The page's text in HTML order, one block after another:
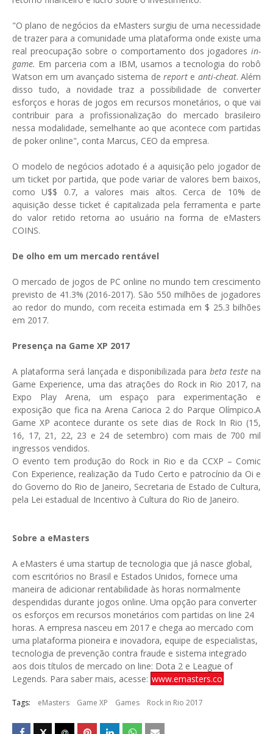
"O plano de negócios da eMasters surgiu de uma necessidade
de trazer para a comunidade uma plataforma onde existe uma
real preocupação sobre o comportamento dos jogadores in-
game. Em parceria com a IBM, usamos a tecnologia do robô
Watson em um avançado sistema de report e anti-cheat. Além
disso tudo, a novidade traz a possibilidade de converter
esforços e horas de jogos em recursos monetários, o que vai
contribuir para a profissionalização do mercado brasileiro
nessa modalidade, semelhante ao que acontece com partidas
de poker online", conta Marcus, CEO da empresa.
O modelo de negócios adotado é a aquisição pelo jogador de
um ticket por partida, que pode variar de valores bem baixos,
como U$$ 0.7, a valores mais altos. Cerca de 10% de
aquisição desse ticket é capitalizada pela ferramenta e parte
do valor retido retorna ao usuário na forma de eMasters
COINS.
De olho em um mercado rentável
O mercado de jogos de PC online no mundo tem crescimento
previsto de 41.3% (2016-2017). São 550 milhões de jogadores
ao redor do mundo, com receita estimada em $ 25.3 bilhões
em 2017.
Presença na Game XP 2017
A plataforma será lançada e disponibilizada parabeta teste na
Game Experience, uma das atrações do Rock in Rio 2017, na
Expo Play Arena, um espaço para experimentação e
exposição que fica na Arena Carioca 2 do Parque Olímpico.A
Game XP acontece durante os sete dias de Rock In Rio (15,
16, 17, 21, 22, 23 e 24 de setembro) com mais de 700 mil
ingressos vendidos.
O evento tem produção do Rock in Rio e da CCXP – Comic
Con Experience, realização da Tudo Certo e patrocínio da Oi e
do Governo do Rio de Janeiro, Secretaria de Estado de Cultura,
pela Lei estadual de Incentivo à Cultura do Rio de Janeiro.
Sobre a eMasters
A eMasters é uma startup de tecnologia que já nasce global,
com escritórios no Brasil e Estados Unidos, fornece uma
maneira de adicionar rentabilidade às horas normalmente
despendidas durante jogos online. Uma opção para converter
os esforços em recursos monetários com partidas on line 24
horas. A empresa nasceu em 2017 e chega ao mercado com
uma plataforma pioneira e inovadora, equipe de especialistas,
tecnologia de prevenção contra fraude e sistema integrado
aos dois títulos de mercado on line: Dota 2 e League of
Legends. Para saber mais, acesse: www.emasters.co
Tags: eMasters Game XP Games Rock in Rio 2017